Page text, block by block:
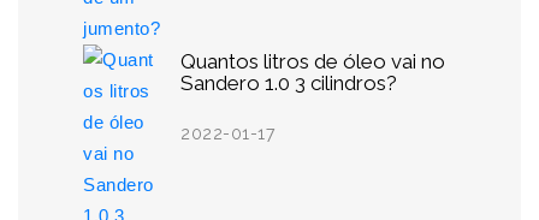
Quantos litros de óleo vai no
Sandero 1.0 3 cilindros?
2022-01-17